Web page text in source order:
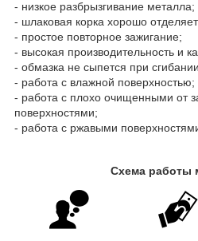
- низкое разбрызгивание металла;
- шлаковая корка хорошо
- простое повторное зажигание;
- высокая производительность и
- обмазка не сыпется при
- работа с влажной поверхностью;
- работа с плохо очищенными от
поверхностями;
- работа с ржавыми
Схема работы